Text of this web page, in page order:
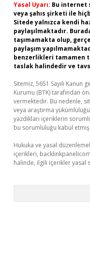
Yasal Uyarı: Bu internet
veya şahıs şirketi ile
Sitede yalnızca kendi
paylaşılmaktadır.
taşımamakta olup,
paylaşım
benzerlikleri tamamen
taslak halindedir ve
Sitemiz, 5651 Sayılı
Kurumu (BTK) tarafından
vermektedir. Bu nedenle,
veya araştırma
yazdıkları içeriklerin
bu sorumluluğu kabul etmiş
Hukuka ve yasal
içerikleri,
halinde, ilgili içerikler yasal